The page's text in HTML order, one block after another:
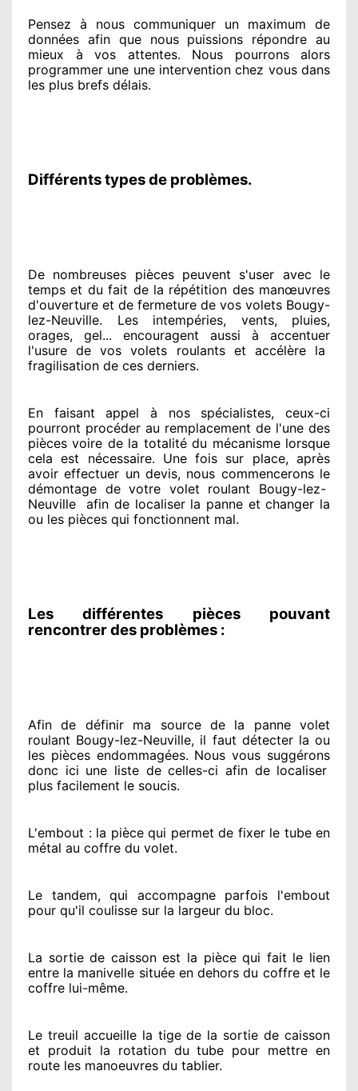
Pensez à nous communiquer un maximum de
données afin que nous puissions répondre au
mieux à vos attentes. Nous pourrons alors
programmer une une intervention chez vousdans
les plus brefs délais.
Différents types de problèmes.
De nombreuses pièces peuvent s'user avec le
temps et du fait de la répétition des manœuvres
d'ouverture et de fermeture de vos volets Bougy-
lez-Neuville. Les intempéries, vents, pluies,
orages, gel... encouragent aussi à accentuer
l'usure de vos volets roulants et accélère la
fragilisation de ces derniers.
En faisant appel à nos spécialistes, ceux-ci
pourront procéder au remplacement de l'une des
pièces voire de la totalitédu mécanisme lorsque
cela est nécessaire. Une fois sur place, après
avoir effectuer un devis, nous commencerons le
démontage de votre volet roulant Bougy-lez-
Neuville
afin de localiser la panne et changer la
ou les pièces qui fonctionnent mal.
Les différentes pièces pouvant
rencontrer des problèmes :
Afin de définir ma sourcede la panne volet
roulant Bougy-lez-Neuville, il faut détecterla ou
les pièces endommagées. Nous vous suggérons
donc ici une liste de celles-ci afin de localiser
plus facilement le soucis.
L'embout : la pièce qui permet de fixer le tube en
métal au coffre du volet.
Le tandem, qui accompagne parfois l'embout
pour qu'il coulisse sur la largeur du bloc.
La sortie de caisson est la pièce qui fait le lien
entre la manivelle situéeen dehors du coffre et le
coffre lui-même.
Le treuil accueille la tige de la sortie de caisson
et produit la rotation du tube pour mettre en
route les manoeuvres du tablier.